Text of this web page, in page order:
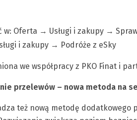
w: Oferta → Usługi i zakupy →
i zakupy → Podróże z eSky
we współpracy z PKO Finat i
przelewów – nowa metoda na
też nową metodę